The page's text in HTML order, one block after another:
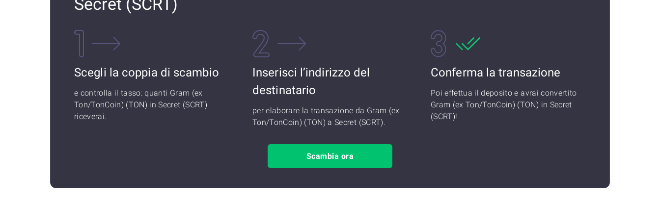
Secret (SCRT)
Scegli la coppia di scambio
e controlla il tasso: quanti Gram (ex
Ton/TonCoin) (TON) in Secret (SCRT)
riceverai.
Inserisci l’indirizzo del
destinatario
per elaborare la transazione da Gram (ex
Ton/TonCoin) (TON) a Secret (SCRT).
Conferma la transazione
Poi effettua il deposito e avrai convertito
Gram (ex Ton/TonCoin) (TON) in Secret
(SCRT)!
Scambia ora